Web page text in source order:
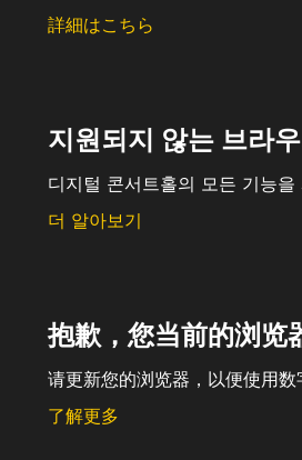
詳細はこちら
지원되지 않는 브라
디지털 콘서트홀의 모든 기능
더 알아보기
抱歉，您当前的浏览
请更新您的浏览器，以便使用数
了解更多